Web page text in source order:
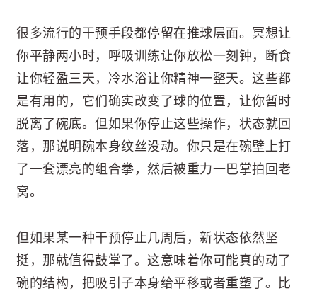
很多流行的干预手段都停留在推球层面。冥想让
你平静两小时，呼吸训练让你放松一刻钟，断食
让你轻盈三天，冷水浴让你精神一整天。这些都
是有用的，它们确实改变了球的位置，让你暂时
脱离了碗底。但如果你停止这些操作，状态就回
落，那说明碗本身纹丝没动。你只是在碗壁上打
了一套漂亮的组合拳，然后被重力一巴掌拍回老
窝。
但如果某一种干预停止几周后，新状态依然坚
挺，那就值得鼓掌了。这意味着你可能真的动了
碗的结构，把吸引子本身给平移或者重塑了。比